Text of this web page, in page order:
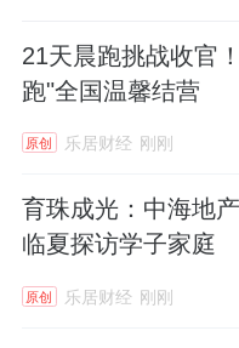
21天晨跑挑战收官
跑"全国温馨结营
原创 乐居财经 刚刚
育珠成光：中海地
临夏探访学子家庭
原创 乐居财经 刚刚